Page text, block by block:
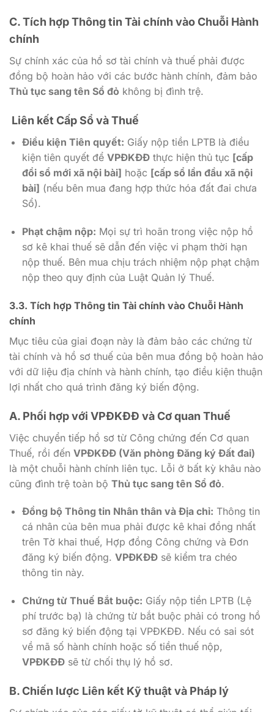
C. Tích hợp Thông tin Tài chính vào Chuỗi Hành
chính
Sự chính xác của hồ sơ tài chính và thuế phải được
đồng bộ hoàn hảo với các bước hành chính, đảm bảo
Thủ tục sang tên Sổ đỏ không bị đình trệ.
Liên kết Cấp Sổ và Thuế
Điều kiện Tiên quyết: Giấy nộp tiền LPTB là điều
kiện tiên quyết để VPĐKĐĐthực hiện thủ tục [cấp
đổi sổ mới xã nội bài] hoặc [cấp sổ lần đầu xã nội
bài] (nếu bên mua đang hợp thức hóa đất đai chưa
Sổ).
Phạt chậm nộp: Mọi sự trì hoãn trong việc nộp hồ
sơ kê khai thuế sẽ dẫn đến việc vi phạm thời hạn
nộp thuế. Bên mua chịu trách nhiệm nộp phạt chậm
nộp theo quy định của Luật Quản lý Thuế.
3.3. Tích hợp Thông tin Tài chính vào Chuỗi Hành
chính
Mục tiêu của giai đoạn này là đảm bảo các chứng từ
tài chính và hồ sơ thuế của bên mua đồng bộ hoàn hảo
với dữ liệu địa chính và hành chính, tạo điều kiện thuận
lợi nhất cho quá trình đăng ký biến động.
A. Phối hợp với VPĐKĐĐ và Cơ quan Thuế
Việc chuyển tiếp hồ sơ từ Công chứng đến Cơ quan
Thuế, rồi đến VPĐKĐĐ (Văn phòng Đăng ký Đất đai)
là một chuỗi hành chính liên tục. Lỗi ở bất kỳ khâu nào
cũng đình trệ toàn bộ Thủ tục sang tên Sổ đỏ.
Đồng bộ Thông tin Nhân thân và Địa chỉ: Thông tin
cá nhân của bên mua phải được kê khai đồng nhất
trên Tờ khai thuế, Hợp đồng Công chứng và Đơn
đăng ký biến động. VPĐKĐĐsẽ kiểm tra chéo
thông tin này.
Chứng từ Thuế Bắt buộc: Giấy nộp tiền LPTB (Lệ
phí trước bạ) là chứng từ bắt buộc phải có trong hồ
sơ đăng ký biến động tại VPĐKĐĐ. Nếu có sai sót
về mã số hành chính hoặc số tiền thuế nộp,
VPĐKĐĐsẽ từ chối thụ lý hồ sơ.
B. Chiến lược Liên kết Kỹ thuật và Pháp lý